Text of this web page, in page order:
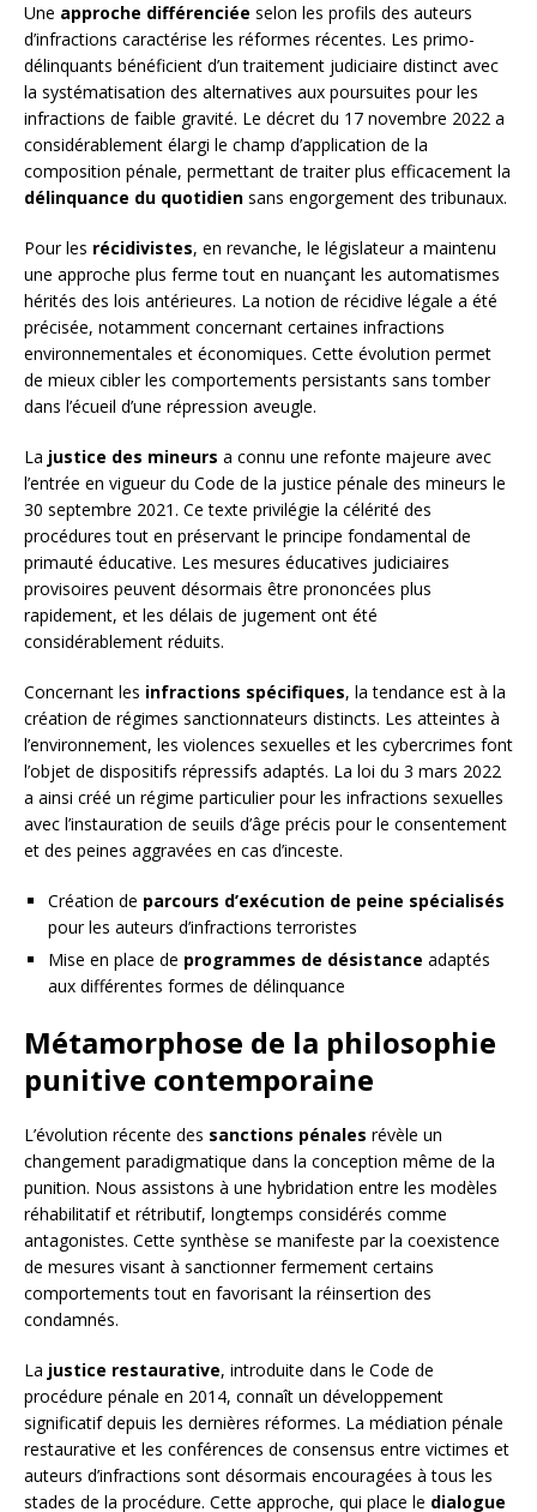
Une approche différenciée selon les profils des auteurs
d’infractions caractérise les réformes récentes. Les primo-
délinquants bénéficient d’un traitement judiciaire distinct avec
la systématisation des alternatives aux poursuites pour les
infractions de faible gravité. Le décret du 17 novembre 2022 a
considérablement élargi le champ d’application de la
composition pénale, permettant de traiter plus efficacement la
délinquance du quotidien sans engorgement des tribunaux.
Pour les récidivistes, en revanche, le législateur a maintenu
une approche plus ferme tout en nuançant les automatismes
hérités des lois antérieures. La notion de récidive légale a été
précisée, notamment concernant certaines infractions
environnementales et économiques. Cette évolution permet
de mieux cibler les comportements persistants sans tomber
dans l’écueil d’une répression aveugle.
La justice des mineurs a connu une refonte majeure avec
l’entrée en vigueur du Code de la justice pénale des mineurs le
30 septembre 2021. Ce texte privilégie la célérité des
procédures tout en préservant le principe fondamental de
primauté éducative. Les mesures éducatives judiciaires
provisoires peuvent désormais être prononcées plus
rapidement, et les délais de jugement ont été
considérablement réduits.
Concernant les infractions spécifiques, la tendance est à la
création de régimes sanctionnateurs distincts. Les atteintes à
l’environnement, les violences sexuelles et les cybercrimes font
l’objet de dispositifs répressifs adaptés. La loi du 3 mars 2022
a ainsi créé un régime particulier pour les infractions sexuelles
avec l’instauration de seuils d’âge précis pour le consentement
et des peines aggravées en cas d’inceste.
Création de parcours d’exécution de peine spécialisés
pour les auteurs d’infractions terroristes
Mise en place de programmes de désistance adaptés
aux différentes formes de délinquance
Métamorphose de la philosophie
punitive contemporaine
L’évolution récente des sanctions pénales révèle un
changement paradigmatique dans la conception même de la
punition. Nous assistons à une hybridation entre les modèles
réhabilitatif et rétributif, longtemps considérés comme
antagonistes. Cette synthèse se manifeste par la coexistence
de mesures visant à sanctionner fermement certains
comportements tout en favorisant la réinsertion des
condamnés.
La justice restaurative, introduite dans le Code de
procédure pénale en 2014, connaît un développement
significatif depuis les dernières réformes. La médiation pénale
restaurative et les conférences de consensus entre victimes et
auteurs d’infractions sont désormais encouragées à tous les
stades de la procédure. Cette approche, qui place le dialogue